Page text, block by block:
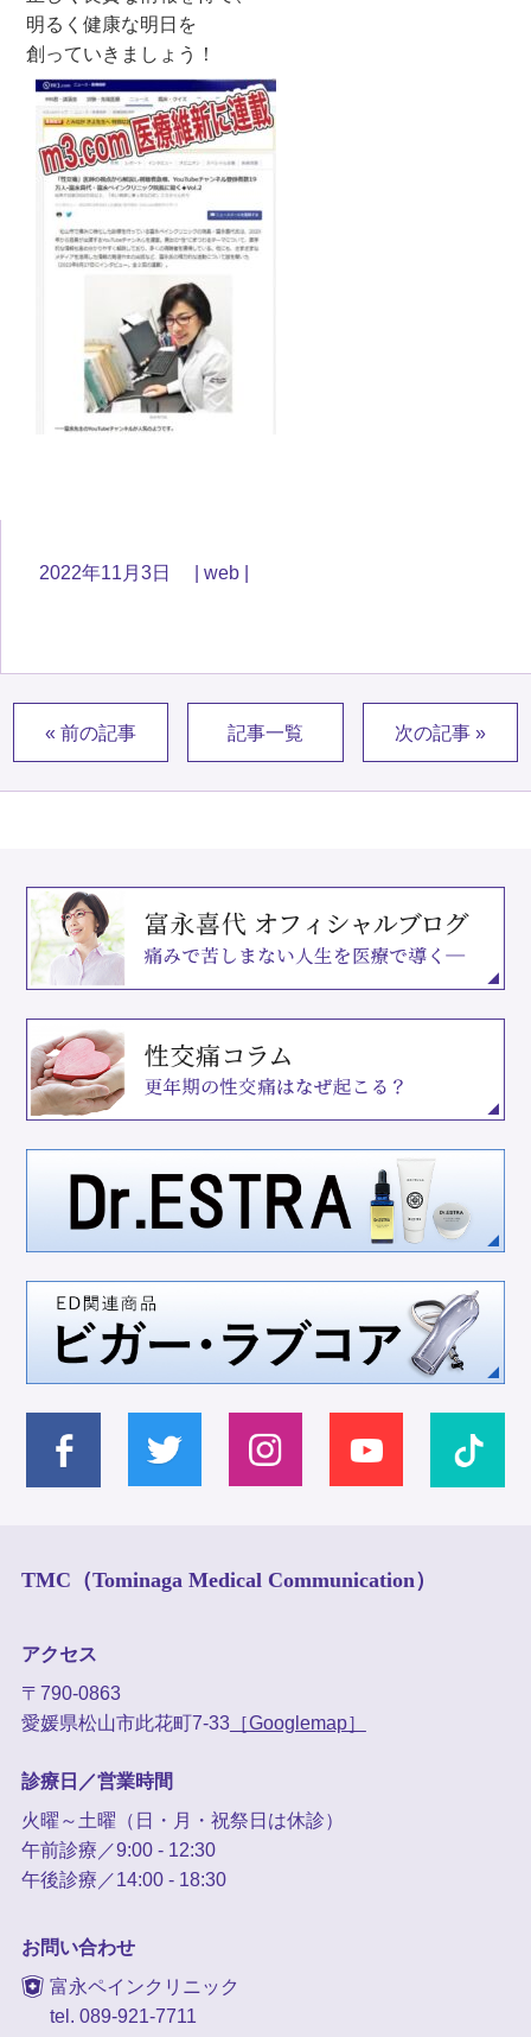
明るく健康な明日を
創っていきましょう！
2022年11月3日 web
« 前の記事 記事一覧 次の記事 »
TMC（Tominaga Medical Communication）
アクセス
〒790-0863
愛媛県松山市此花町7-33［Googlemap］
診療日／営業時間
火曜～土曜（日・月・祝祭日は休診）
午前診療／9:00 - 12:30
午後診療／14:00 - 18:30
お問い合わせ
富永ペインクリニック
tel. 089-921-7711